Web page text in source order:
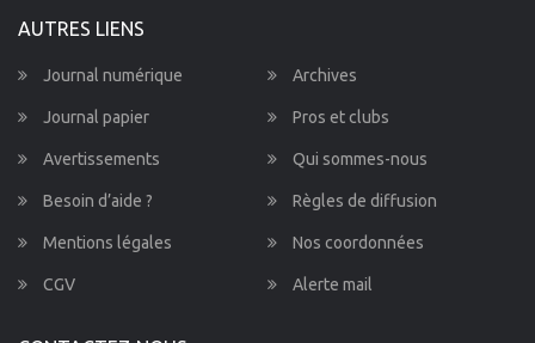
AUTRES LIENS
Journal numérique Archives
Journal papier Pros et clubs
Avertissements Qui sommes-nous
Besoin d’aide ? Règles de diffusion
Mentions légales Nos coordonnées
CGV Alerte mail